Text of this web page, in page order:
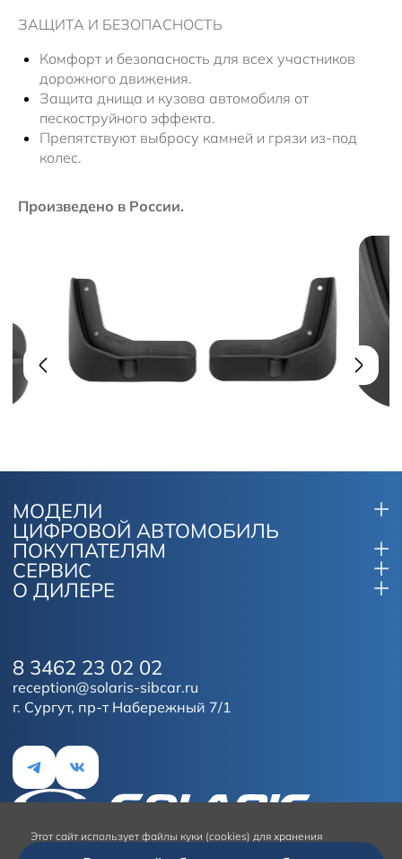
ЗАЩИТА И БЕЗОПАСНОСТЬ
Комфорт и безопасность для всех участников
дорожного движения.
Защита днища и кузова автомобиля от
пескоструйного эффекта.
Препятствуют выбросу камней и грязи из-под
колес.
Произведено в России.
МОДЕЛИ
ЦИФРОВОЙ АВТОМОБИЛЬ
ПОКУПАТЕЛЯМ
СЕРВИС
О ДИЛЕРЕ
г. Сургут, пр-т Набережный 7/1
8 3462 23 02 02
reception@solaris-sibcar.ru
Этот сайт использует файлы куки (cookies) для хранения